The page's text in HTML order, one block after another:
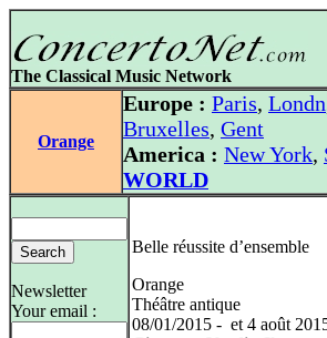
The Classical Music Network
Orange
Europe : Paris, Londn
Bruxelles, Gent
America : New York,
WORLD
Newsletter
Your email :
Belle réussite d’ensemble
Orange
Théâtre antique
08/01/2015 - et 4 août